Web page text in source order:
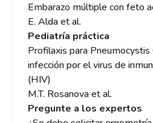
Embarazo múltiple con feto
E. Alda et al.
Pediatría práctica
Profilaxis para Pneumocystis
infección por el virus de
(HIV)
M.T. Rosanova et al.
Pregunte a los expertos